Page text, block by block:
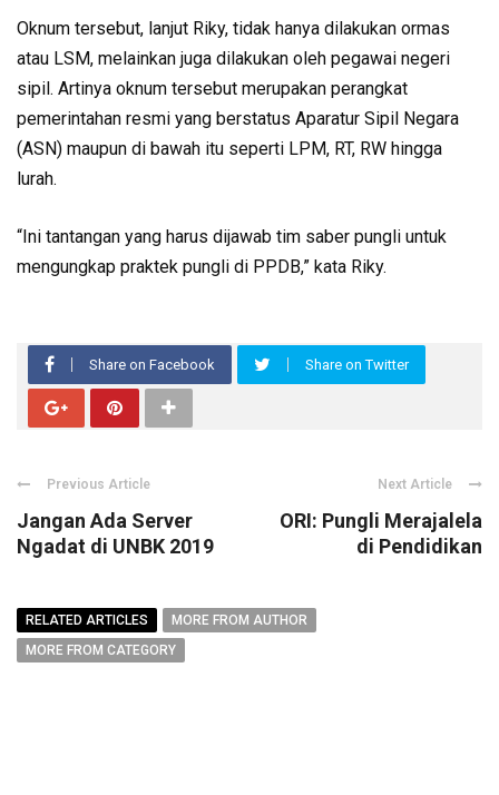
Oknum tersebut, lanjut Riky, tidak hanya dilakukan ormas
atau LSM, melainkan juga dilakukan oleh pegawai negeri
sipil. Artinya oknum tersebut merupakan perangkat
pemerintahan resmi yang berstatus Aparatur Sipil Negara
(ASN) maupun di bawah itu seperti LPM, RT, RW hingga
lurah.
“Ini tantangan yang harus dijawab tim saber pungli untuk
mengungkap praktek pungli di PPDB,” kata Riky.
Share on Facebook Share on Twitter
Previous Article
Jangan Ada Server
Ngadat di UNBK 2019
Next Article
ORI: Pungli Merajalela
di Pendidikan
RELATED ARTICLES
MORE FROM AUTHOR
MORE FROM CATEGORY